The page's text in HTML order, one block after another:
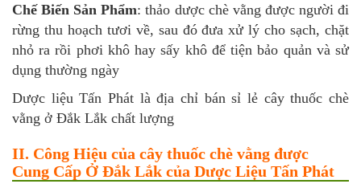
Chế Biến Sản Phẩm: thảo dược chè vằng được người đi
rừng thu hoạch tươi về, sau đó đưa xử lý cho sạch, chặt
nhỏ ra rồi phơi khô hay sấy khô để tiện bảo quản và sử
dụng thường ngày
Dược liệu Tấn Phát là địa chỉ bán sỉ lẻ cây thuốc chè
vằng ở Đắk Lắk chất lượng
II. Công Hiệu của cây thuốc chè vằng được
Cung Cấp Ở Đắk Lắk của Dược Liệu Tấn Phát